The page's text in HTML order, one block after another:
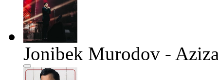
Jonibek Murodov -